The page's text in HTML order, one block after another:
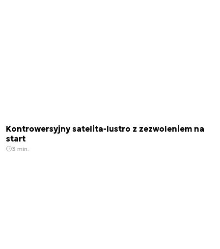
Kontrowersyjny satelita-lustro z zezwoleniem na
start
3 min.